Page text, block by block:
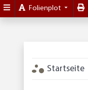
Folienplot
Startseite